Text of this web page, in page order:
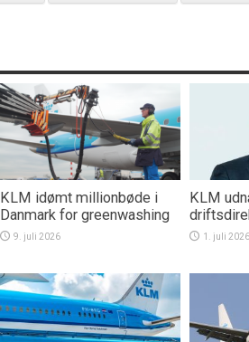
KLM idømt millionbøde i
Danmark for greenwashing
9. juli 2026
KLM
1. juli 2026